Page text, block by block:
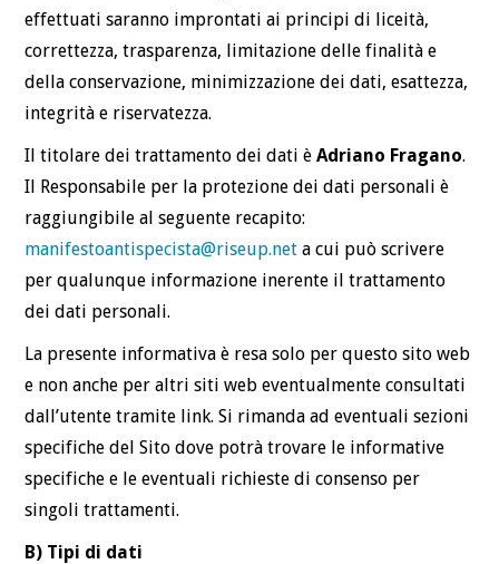
effettuati saranno improntati ai principi di liceità,
correttezza, trasparenza, limitazione delle finalità e
della conservazione, minimizzazione dei dati, esattezza,
integrità e riservatezza.
Il titolare dei trattamento dei dati èAdriano Fragano.
Il Responsabile per la protezione dei dati personali è
raggiungibile al seguente recapito:
manifestoantispecista@riseup.net a cui può scrivere
per qualunque informazione inerente il trattamento
dei dati personali.
La presente informativa è resa solo per questo sito web
e non anche per altri siti web eventualmente consultati
dall’utente tramite link. Si rimanda ad eventuali sezioni
specifiche del Sito dove potrà trovare le informative
specifiche e le eventuali richieste di consenso per
singoli trattamenti.
B) Tipi di dati